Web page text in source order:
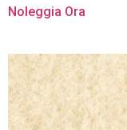
Noleggia Ora